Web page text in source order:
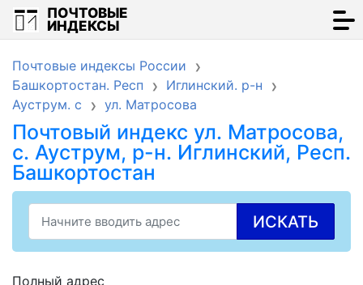
ПОЧТОВЫЕ
ИНДЕКСЫ
Почтовые индексы России
Башкортостан. Респ
Иглинский. р-н
Ауструм. с
ул. Матросова
Почтовый индекс ул. Матросова,
с. Ауструм, р-н. Иглинский, Респ.
Башкортостан
ИСКАТЬ
Полный адрес